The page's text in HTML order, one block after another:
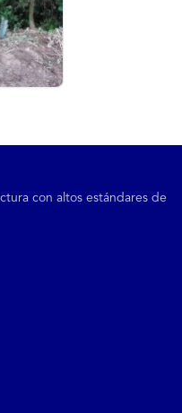
con altos estándares de